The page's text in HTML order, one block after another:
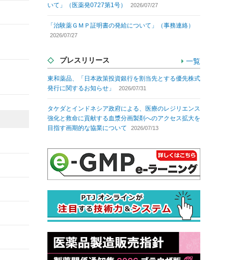
いて」（医薬発0727第1号）
2026/07/27
「治験薬ＧＭＰ証明書の発給について」（事務連絡）
2026/07/27
プレスリリース 一覧
東和薬品、「日本政策投資銀行を割当先とする優先株式
発行に関するお知らせ」
2026/07/31
タケダとインドネシア政府による、医療のレジリエンス
強化と救命に貢献する血漿分画製剤へのアクセス拡大を
目指す画期的な協業について
2026/07/13